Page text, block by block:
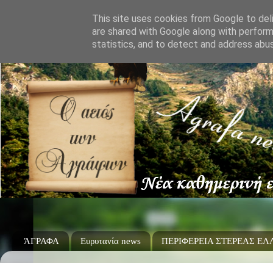
ΆΓΡΑΦΑ Ευρυτανία news ΠΕΡΙΦΕΡΕΙΑ ΣΤΕΡΕΑΣ
This site uses cookies from Google to
are shared with Google along with
statistics, and to detect and address